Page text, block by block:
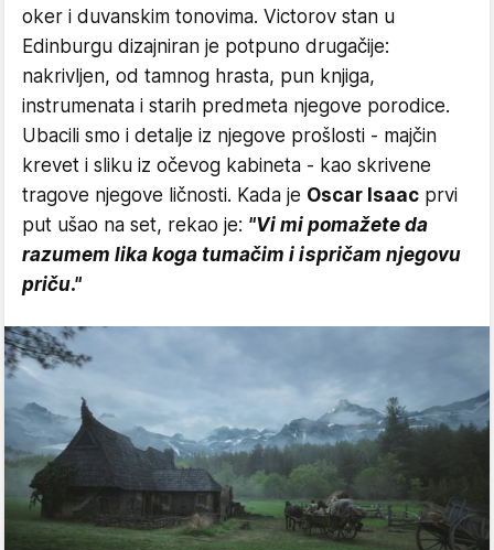
oker i duvanskim tonovima. Victorov stan u
Edinburgu dizajniran je potpuno drugačije:
nakrivljen, od tamnog hrasta, pun knjiga,
instrumenata i starih predmeta njegove porodice.
Ubacili smo i detalje iz njegove prošlosti - majčin
krevet i sliku iz očevog kabineta - kao skrivene
tragove njegove ličnosti. Kada je Oscar Isaac prvi
put ušao na set, rekao je: "Vi mi pomažete da
razumem lika koga tumačim i ispričam njegovu
priču."